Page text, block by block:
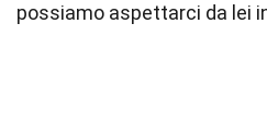
possiamo aspettarci da lei